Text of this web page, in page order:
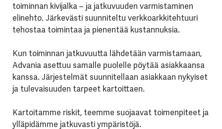
toiminnan kivijalka – ja jatkuvuuden varmistaminen
elinehto. Järkevästi suunniteltu verkkoarkkitehtuuri
tehostaa toimintaa ja pienentää kustannuksia.
Kun toiminnan jatkuvuutta lähdetään varmistamaan,
Advania asettuu samalle puolelle pöytää asiakkaansa
kanssa. Järjestelmät suunnitellaan asiakkaan nykyiset
ja tulevaisuuden tarpeet kartoittaen.
Kartoitamme riskit, teemme suojaavat toimenpiteet ja
ylläpidämme jatkuvasti ympäristöjä.